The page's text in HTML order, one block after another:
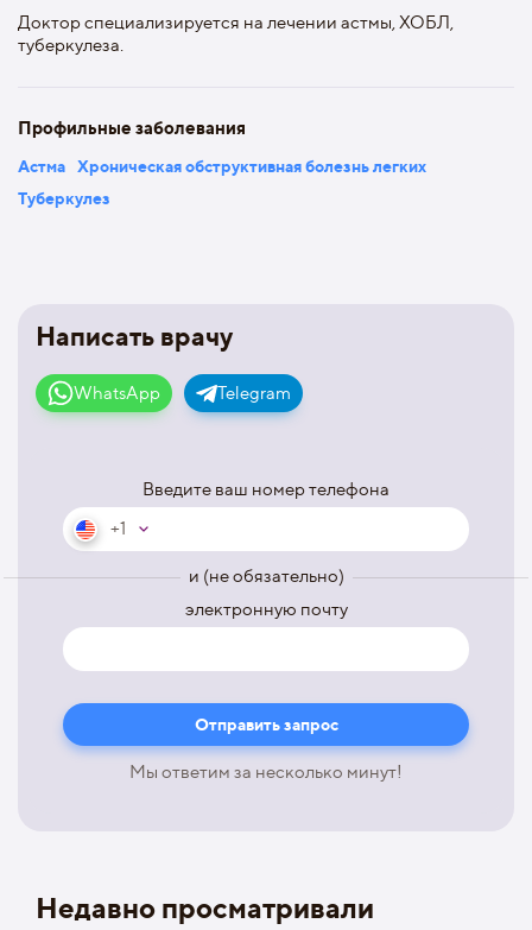
Написать врачу
WhatsApp Telegram
Введите ваш номер телефона
+1
и (не обязательно)
электронную почту
Мы ответим за несколько минут!
Доктор специализируется на лечении астмы, ХОБЛ,
туберкулеза.
Профильные заболевания
Астма Хроническая обструктивная болезнь легких
Туберкулез
Недавно просматривали